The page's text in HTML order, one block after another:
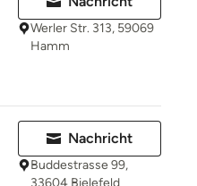
Werler Str. 313, 59069
Hamm
Nachricht
Buddestrasse 99,
33604 Bielefeld